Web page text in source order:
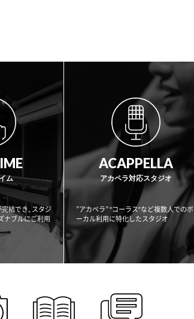
ム
結でき、スタジ
ナブルにご利用
ACAPPELLA
アカペラ対応スタジオ
”アカペラ” "コーラス"など複数人でのボ
ーカル利用に特化したスタジオ